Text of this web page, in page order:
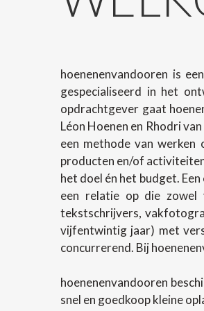
hoenenenvandooren is
gespecialiseerd in het
opdrachtgever gaat
Léon Hoenen en Rhodri
een methode van
producten en/of
het doel én het budget.
een relatie op die zowel
tekstschrijvers,
vijfentwintig jaar) met
concurrerend. Bij
hoenenenvandooren
snel en goedkoop kleine